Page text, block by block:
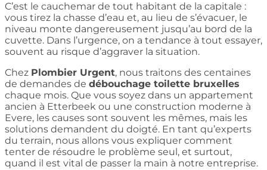
C’est le cauchemar de tout habitant de la capitale :
vous tirez la chasse d’eau et, au lieu de s’évacuer, le
niveau monte dangereusement jusqu’au bord de la
cuvette. Dans l’urgence, on a tendance à tout essayer,
souvent au risque d’aggraver la situation.
Chez Plombier Urgent, nous traitons des centaines
de demandes de débouchage toilette bruxelles
chaque mois. Que vous soyez dans un appartement
ancien à Etterbeek ou une construction moderne à
Evere, les causes sont souvent les mêmes, mais les
solutions demandent du doigté. En tant qu’experts
du terrain, nous allons vous expliquer comment
tenter de résoudre le problème seul, et surtout,
quand il est vital de passer la main à notre entreprise.